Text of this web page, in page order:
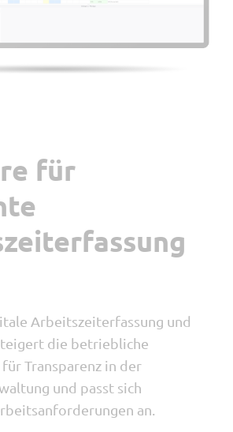
für
Arbeitszeiterfassung und
die betriebliche
Transparenz in der
und passt sich
an.